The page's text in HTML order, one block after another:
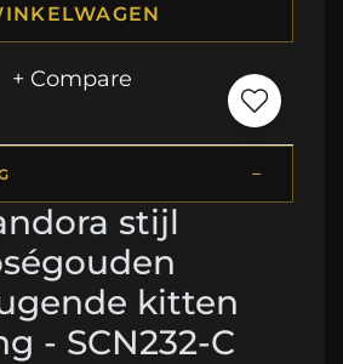
+ Compare
stijl
kitten
- SCN232-C